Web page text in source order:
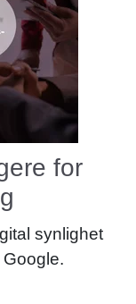
for
synlighet